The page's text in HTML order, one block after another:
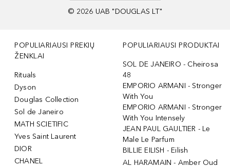
© 2026 UAB "DOUGLAS LT"
POPULIARIAUSI PREKIŲ
ŽENKLAI
Rituals
Dyson
Douglas Collection
Sol de Janeiro
MATH SCIETIFIC
Yves Saint Laurent
DIOR
CHANEL
POPULIARIAUSI PRODUKTAI
SOL DE JANEIRO - Cheirosa
48
EMPORIO ARMANI - Stronger
With You
EMPORIO ARMANI - Stronger
With You Intensely
JEAN PAUL GAULTIER - Le
Male Le Parfum
BILLIE EILISH - Eilish
AL HARAMAIN - Amber Oud